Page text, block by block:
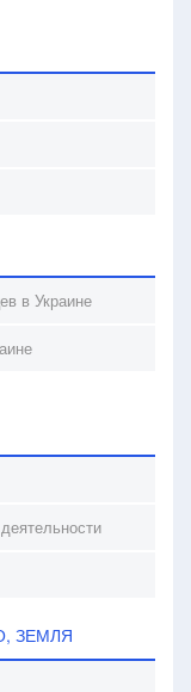
в Украине
ЗЕМЛЯ